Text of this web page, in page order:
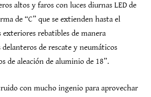
altos y faros con luces diurnas LED de
de “C” que se extienden hasta el
exteriores rebatibles de manera
de rescate y neumáticos
de aleación de aluminio de 18”.
con mucho ingenio para aprovechar